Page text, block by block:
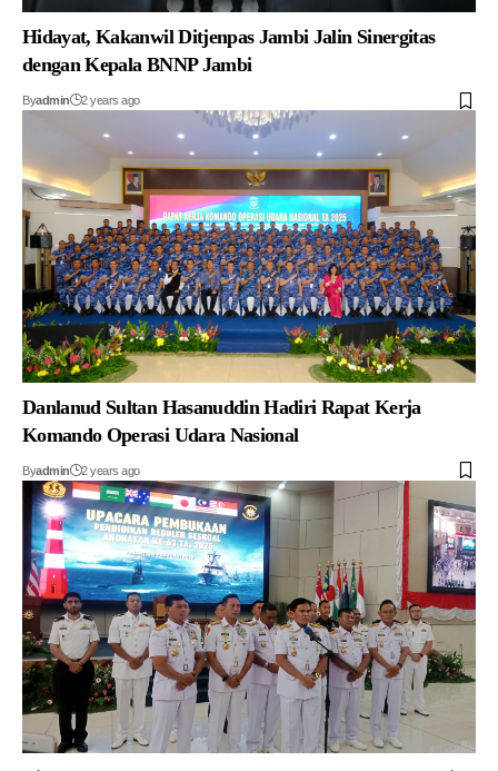
Hidayat, Kakanwil Ditjenpas Jambi Jalin Sinergitas
dengan Kepala BNNP Jambi
Byadmin 2 years ago
Danlanud Sultan Hasanuddin Hadiri Rapat Kerja
Komando Operasi Udara Nasional
Byadmin 2 years ago